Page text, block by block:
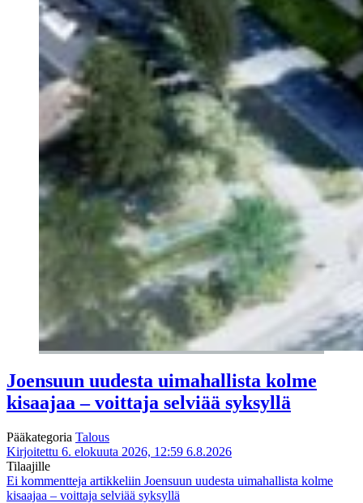
Joensuun uudesta uimahallista kolme
kisaajaa – voittaja selviää syksyllä
Pääkategoria Talous
Kirjoitettu 6. elokuuta 2026, 12:59 6.8.2026
Tilaajille
Ei kommentteja artikkeliin Joensuun uudesta uimahallista kolme
kisaajaa – voittaja selviää syksyllä